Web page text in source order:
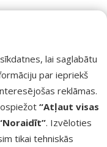
lai saglabātu
par iepriekš
reklāmas.
“Atļaut visas
. Izvēloties
tikai tehniskās